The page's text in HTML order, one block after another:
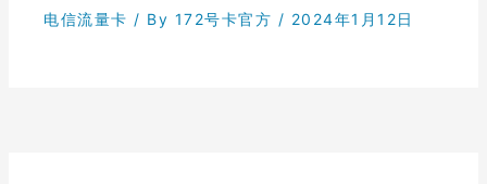
电信流量卡 / By 172号卡官方 / 2024年1月12日